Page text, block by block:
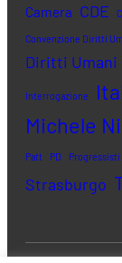
Camera CDE
Convenzione Diritti
Diritti Umani
Interrogazione
Michele
Patt PD Progressisti
Strasburgo